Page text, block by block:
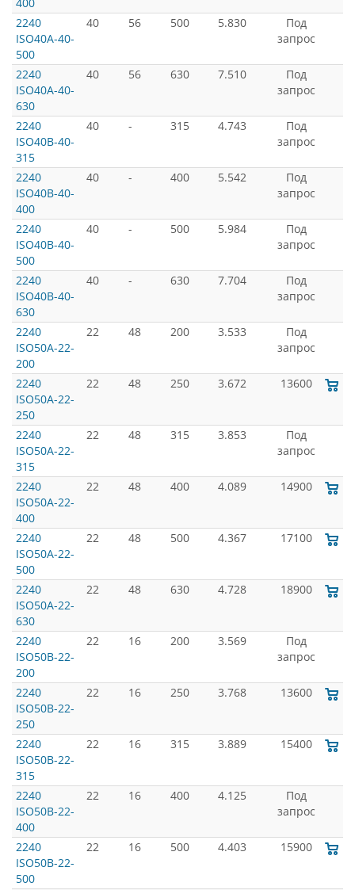
2240
ISO40A-40-
500
40 56 500 5.830
Под
запрос
2240
ISO40A-40-
630
40 56 630 7.510
Под
запрос
2240
ISO40B-40-
315
40 - 315 4.743
Под
запрос
2240
ISO40B-40-
400
40 - 400 5.542
Под
запрос
2240
ISO40B-40-
500
40 - 500 5.984
Под
запрос
2240
ISO40B-40-
630
40 - 630 7.704
Под
запрос
2240
ISO50A-22-
200
22 48 200 3.533
Под
запрос
2240
ISO50A-22-
250
22 48 250 3.672 13600
2240
ISO50A-22-
315
22 48 315 3.853
Под
запрос
2240
ISO50A-22-
400
22 48 400 4.089 14900
2240
ISO50A-22-
500
22 48 500 4.367 17100
2240
ISO50A-22-
630
22 48 630 4.728 18900
2240
ISO50B-22-
200
22 16 200 3.569
Под
запрос
2240
ISO50B-22-
250
22 16 250 3.768 13600
2240
ISO50B-22-
315
22 16 315 3.889 15400
2240
ISO50B-22-
400
22 16 400 4.125
Под
запрос
2240
ISO50B-22-
500
22 16 500 4.403 15900